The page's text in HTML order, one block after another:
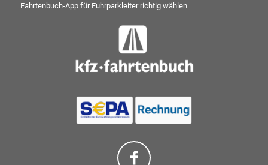
Fahrtenbuch-App für Fuhrparkleiter richtig wählen